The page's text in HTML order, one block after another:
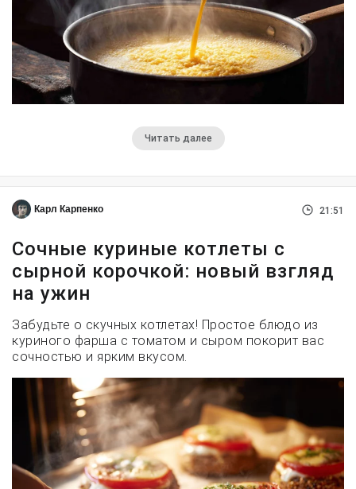
Читать далее
Карл Карпенко 21:51
Сочные куриные котлеты с
сырной корочкой: новый взгляд
на ужин
Забудьте о скучных котлетах! Простое блюдо из
куриного фарша с томатом и сыром покорит вас
сочностью и ярким вкусом.